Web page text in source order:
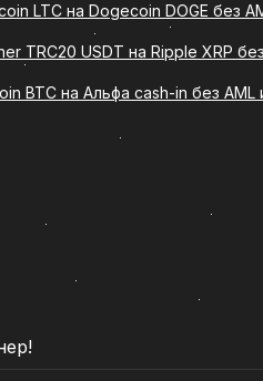
сумму в рублях на
средства без сложных
как для опытных
на несколько
LTC на Dogecoin DOGE без
TRC20 USDT на Ripple XRP
BTC на Альфа cash-in без AML